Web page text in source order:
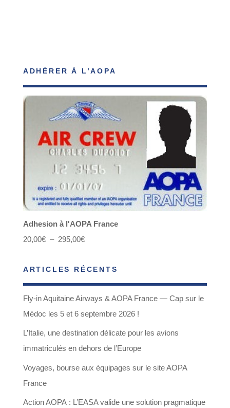
ADHÉRER À L’AOPA
Adhesion à l'AOPA France
20,00€ – 295,00€Plage
prix :
20,00€
à
295,00€
ARTICLES RÉCENTS
Fly-in Aquitaine Airways & AOPA France — Cap sur le
Médoc les 5 et 6 septembre 2026 !
L’Italie, une destination délicate pour les avions
immatriculés en dehors de l’Europe
Voyages, bourse aux équipages sur le site AOPA
France
Action AOPA : L’EASA valide une solution pragmatique